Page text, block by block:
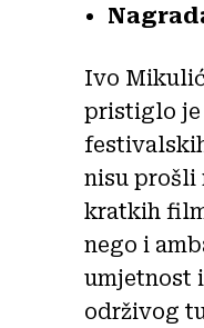
Ivo
pristiglo je
nisu prošli
kratkih
nego i
umjetnost
održivog